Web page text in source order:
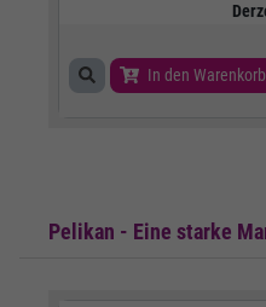
In den Warenkorb
Pelikan - Eine starke